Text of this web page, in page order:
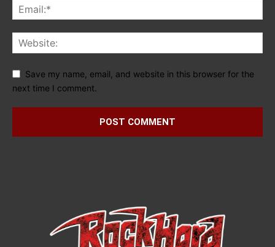
Save my name, email, and website in this browser for the
next time I comment.